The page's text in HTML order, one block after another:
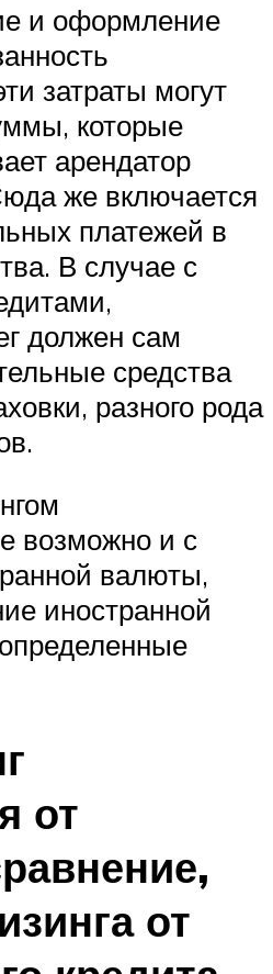
и оформление
затраты могут
которые
арендатор
же включается
платежей в
В случае с
должен сам
средства
разного рода
возможно и с
валюты,
иностранной
от
от